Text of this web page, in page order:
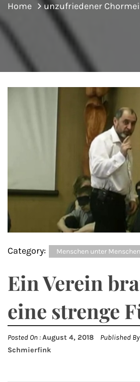
Home unzufriedener
Category: Menschen unter Menschen
Ein Verein
eine strenge
Posted On :August 4, 2018 Published
Schmierfink